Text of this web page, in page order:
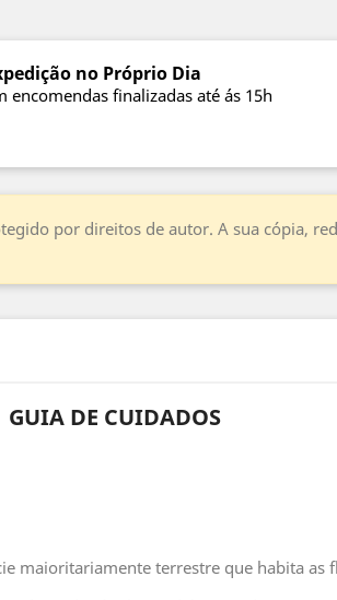
no Próprio Dia
encomendas finalizadas até ás 15h
por direitos de autor. A sua cópia,
GUIA DE CUIDADOS
maioritariamente terrestre que habita as